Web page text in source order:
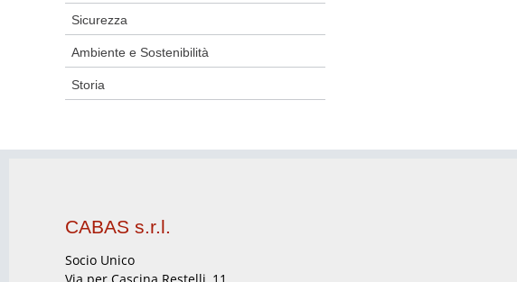
Sicurezza
Ambiente e Sostenibilità
Storia
CABAS s.r.l.
Socio Unico
Via per Cascina Restelli, 11